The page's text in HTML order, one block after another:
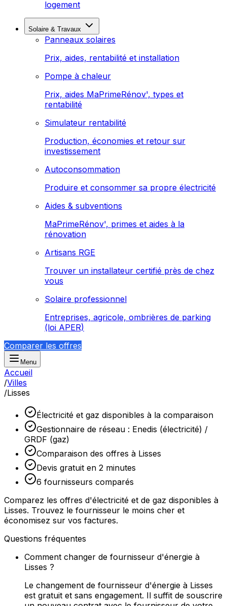
logement
Solaire & Travaux
Panneaux solaires
Prix, aides, rentabilité et installation
Pompe à chaleur
Prix, aides MaPrimeRénov', types et
rentabilité
Simulateur rentabilité
Production, économies et retour sur
investissement
Autoconsommation
Produire et consommer sa propre électricité
Aides & subventions
MaPrimeRénov', primes et aides à la
rénovation
Artisans RGE
Trouver un installateur certifié près de chez
vous
Solaire professionnel
Entreprises, agricole, ombrières de parking
(loi APER)
Comparer les offres
Menu
Accueil
/Villes
/Lisses
Électricité et gaz disponibles à la comparaison
Gestionnaire de réseau : Enedis (électricité) /
GRDF (gaz)
Comparaison des offres à Lisses
Devis gratuit en 2 minutes
6 fournisseurs comparés
Comparez les offres d'électricité et de gaz disponibles à
Lisses. Trouvez le fournisseur le moins cher et
économisez sur vos factures.
Questions fréquentes
Comment changer de fournisseur d'énergie à
Lisses ?
Le changement de fournisseur d'énergie à Lisses
est gratuit et sans engagement. Il suffit de souscrire